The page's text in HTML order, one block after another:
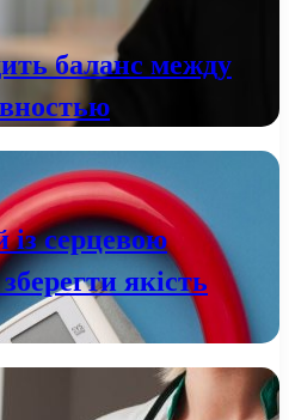
баланс между
серцевою
якість